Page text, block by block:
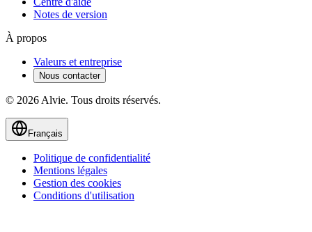
Notes de version
À propos
Valeurs et entreprise
Nous contacter
© 2026 Alvie. Tous droits réservés.
Français
Politique de confidentialité
Mentions légales
Gestion des cookies
Conditions d'utilisation